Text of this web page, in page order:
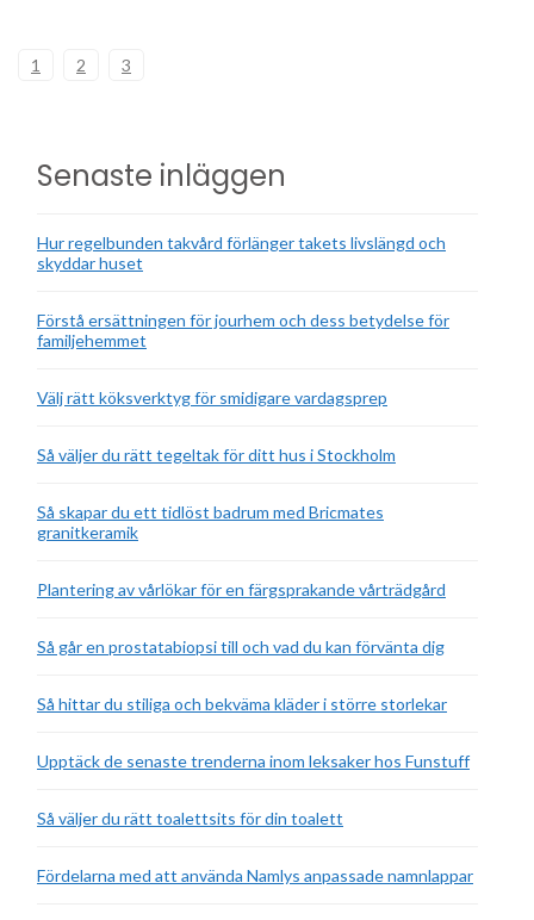
1 2 3
Senaste inläggen
Hur regelbunden takvård förlänger takets livslängd och
skyddar huset
Förstå ersättningen för jourhem och dess betydelse för
familjehemmet
Välj rätt köksverktyg för smidigare vardagsprep
Så väljer du rätt tegeltak för ditt hus i Stockholm
Så skapar du ett tidlöst badrum med Bricmates
granitkeramik
Plantering av vårlökar för en färgsprakande vårträdgård
Så går en prostatabiopsi till och vad du kan förvänta dig
Så hittar du stiliga och bekväma kläder i större storlekar
Upptäck de senaste trenderna inom leksaker hos Funstuff
Så väljer du rätt toalettsits för din toalett
Fördelarna med att använda Namlys anpassade namnlappar